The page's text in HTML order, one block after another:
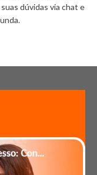
dúvidas via chat e